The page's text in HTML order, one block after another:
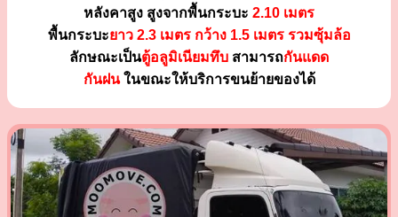
หลังคาสูง สูงจากพื้นกระบะ 2.10 เมตร
พื้นกระบะยาว 2.3 เมตร กว้าง 1.5 เมตร รวมซุ้มล้อ
ลักษณะเป็นตู้อลูมิเนียมทึบ สามารถกันแดด
กันฝนในขณะให้บริการขนย้ายของได้